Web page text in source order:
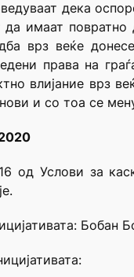
дека
имаат повратно
врз веќе
права на
влијание врз
и со тоа се
од Услови за
Бобан